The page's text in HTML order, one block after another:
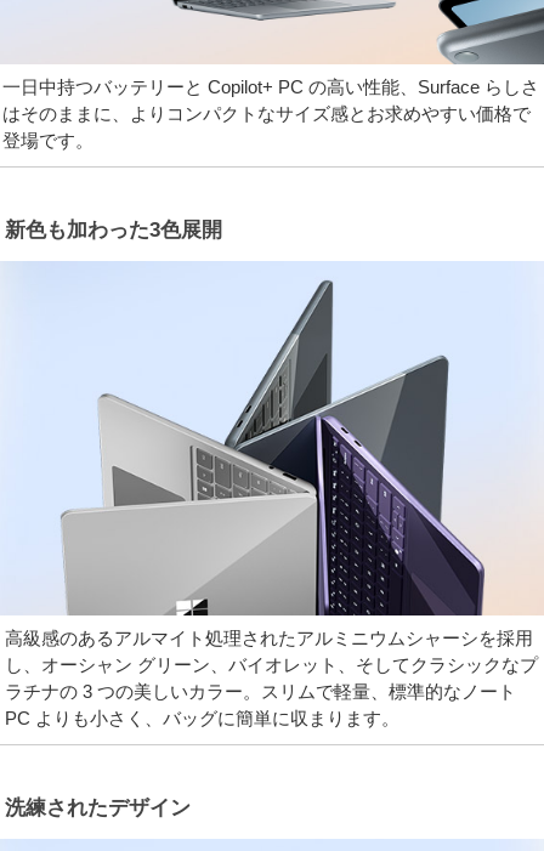
一日中持つバッテリーと Copilot+ PC の高い性能、Surface らしさ
はそのままに、よりコンパクトなサイズ感とお求めやすい価格で
登場です。
新色も加わった3色展開
高級感のあるアルマイト処理されたアルミニウムシャーシを採用
し、オーシャン グリーン、バイオレット、そしてクラシックなプ
ラチナの 3 つの美しいカラー。スリムで軽量、標準的なノート
PC よりも小さく、バッグに簡単に収まります。
洗練されたデザイン